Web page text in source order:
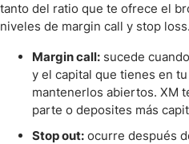
tanto del ratio que te ofrece el
niveles de margin call y stop loss.
Margin call: sucede
y el capital que tienes en
mantenerlos abiertos. XM
parte o deposites más
Stop out: ocurre después